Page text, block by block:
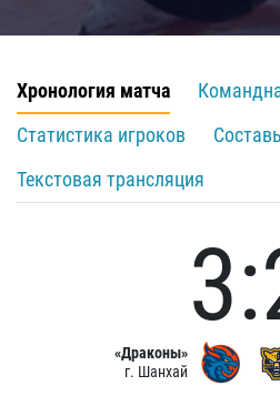
Хронология матча
Статистика игроков
Текстовая трансляция
«Драконы»
г. Шанхай